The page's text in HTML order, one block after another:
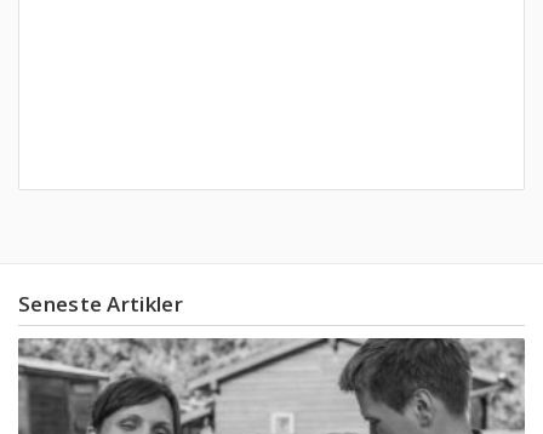
Seneste Artikler